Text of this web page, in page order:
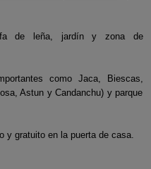
de leña, jardín y zona de
como Jaca, Biescas,
Astun y Candanchu) y parque
y gratuito en la puerta de casa.